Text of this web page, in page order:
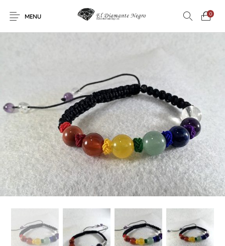
MENU
0
En oferta ! DECORACIÓN DINOSAURIOS
ESOTERISMO FÓSILES JOYAS METEORITOS
MINERALES
PRODUCTOS DE
CONSUMO